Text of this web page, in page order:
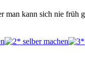
kann sich nie früh